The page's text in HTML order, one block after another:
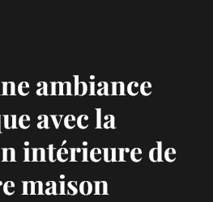
ambiance
avec la
intérieure de
maison